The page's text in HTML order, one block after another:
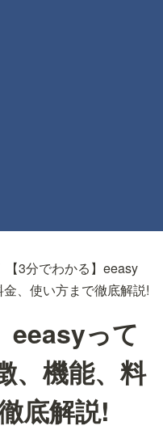
【3分でわかる】eeasy
、使い方まで徹底解説!
eeasyって
、機能、料
底解説!